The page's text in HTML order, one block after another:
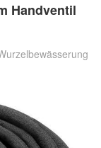
Handventil